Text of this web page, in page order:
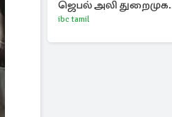
ஜெபல் அலி
அருகே
ibc tamil